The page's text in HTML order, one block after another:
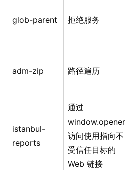
glob-parent 拒绝服务
adm-zip 路径遍历
istanbul-
reports
通过
window.opener
访问使用指向不
受信任目标的
Web 链接